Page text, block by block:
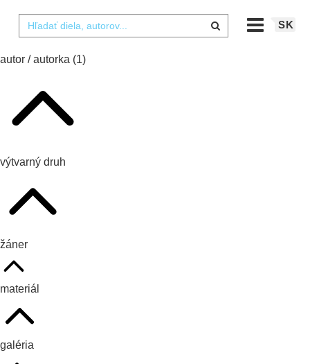
SK
autor / autorka (1)
výtvarný druh
žáner
materiál
galéria